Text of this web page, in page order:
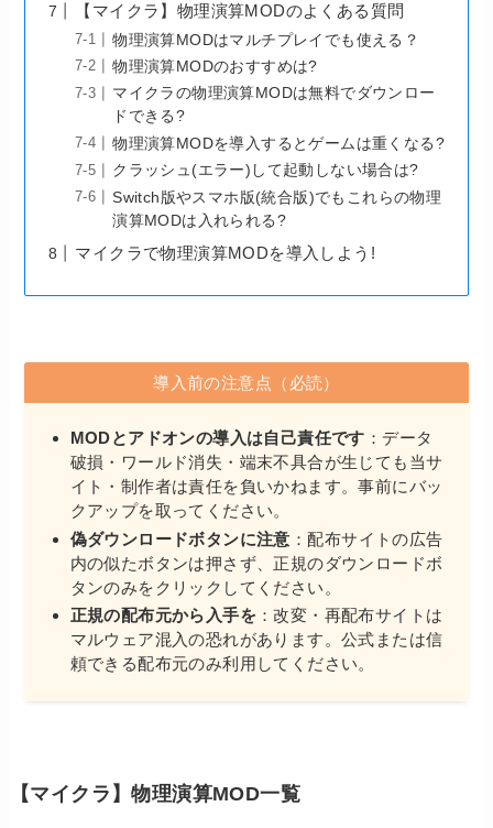
【マイクラ】物理演算MODのよくある質問
物理演算MODはマルチプレイでも使える？
物理演算MODのおすすめは?
マイクラの物理演算MODは無料でダウンロー
ドできる?
物理演算MODを導入するとゲームは重くなる?
クラッシュ(エラー)して起動しない場合は?
Switch版やスマホ版(統合版)でもこれらの物理
演算MODは入れられる?
マイクラで物理演算MODを導入しよう!
導入前の注意点（必読）
MODとアドオンの導入は自己責任です ：データ
破損・ワールド消失・端末不具合が生じても当サ
イト・制作者は責任を負いかねます。事前にバッ
クアップを取ってください。
偽ダウンロードボタンに注意 ：配布サイトの広告
内の似たボタンは押さず、正規のダウンロードボ
タンのみをクリックしてください。
正規の配布元から入手を ：改変・再配布サイトは
マルウェア混入の恐れがあります。公式または信
頼できる配布元のみ利用してください。
【マイクラ】物理演算MOD一覧